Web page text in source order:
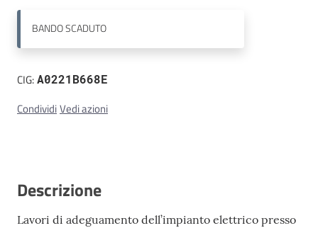
BANDOSCADUTO
CIG:A0221B668E
CondividiVedi azioni
Descrizione
Lavori di adeguamento dell’impianto elettrico presso